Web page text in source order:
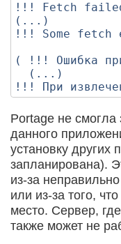
!!! Fetch
(...)
!!! Some fetch
( !!! Ошибка
  (...)
Portage не смогла
данного
установку других
запланирована).
из-за
или из-за того,
место. Сервер,
также может не